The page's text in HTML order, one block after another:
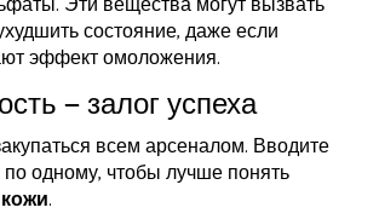
состояние, даже если
эффект омоложения.
— залог успеха
всем арсеналом. Вводите
одному, чтобы лучше понять
кожи.